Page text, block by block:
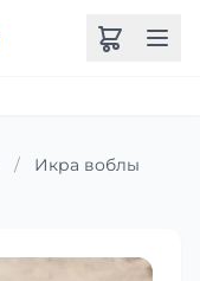
/
Икра воблы